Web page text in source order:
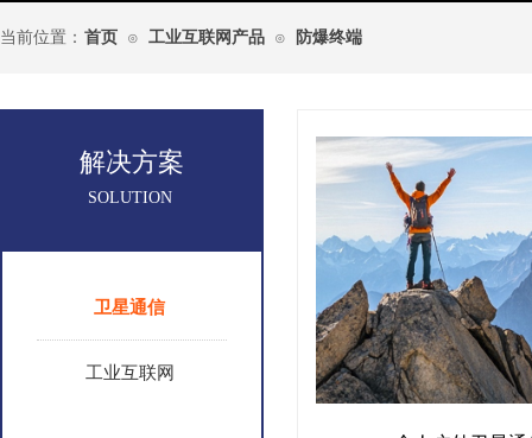
当前位置： 首页 ⊙ 工业互联网产品 ⊙ 防爆终端
卫星通信
工业互联网
SOLUTION
解决方案